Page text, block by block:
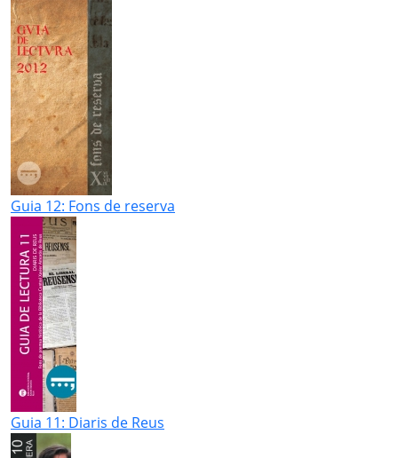
Guia 12: Fons de reserva
Guia 11: Diaris de Reus